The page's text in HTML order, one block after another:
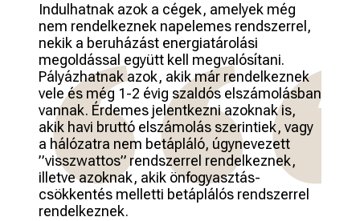
Indulhatnak azok a cégek, amelyek még
nem rendelkeznek napelemes rendszerrel,
nekik a beruházást energiatárolási
megoldással együtt kell megvalósítani.
Pályázhatnak azok, akik már rendelkeznek
vele és még 1-2 évig szaldós elszámolásban
vannak. Érdemes jelentkezni azoknak is,
akik havi bruttó elszámolás szerintiek, vagy
a hálózatra nem betápláló, úgynevezett
”visszwattos” rendszerrel rendelkeznek,
illetve azoknak, akik önfogyasztás-
csökkentés melletti betáplálós rendszerrel
rendelkeznek.